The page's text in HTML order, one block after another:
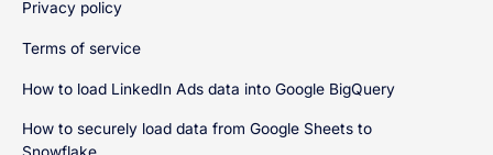
Privacy policy
Terms of service
How to load LinkedIn Ads data into Google BigQuery
How to securely load data from Google Sheets to